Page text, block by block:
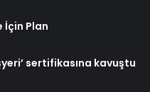
İçin Plan
sertifikasına kavuştu